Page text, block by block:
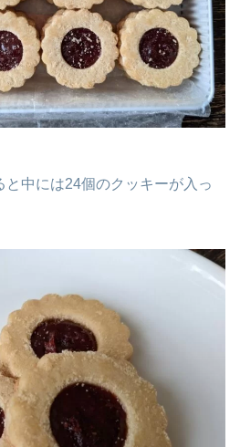
と中には24個のクッキーが入っ